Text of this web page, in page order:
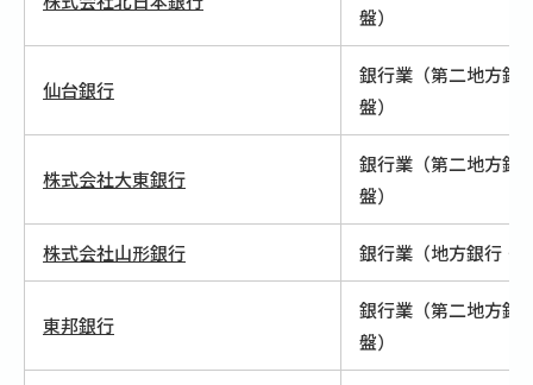
盤）
仙台銀行
銀行業（第二地方銀
盤）
株式会社大東銀行
銀行業（第二地方銀
盤）
株式会社山形銀行 銀行業（地方銀行・
東邦銀行
銀行業（第二地方銀
盤）